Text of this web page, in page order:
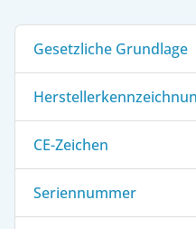
Gesetzliche Grundlage
CE-Zeichen
Seriennummer